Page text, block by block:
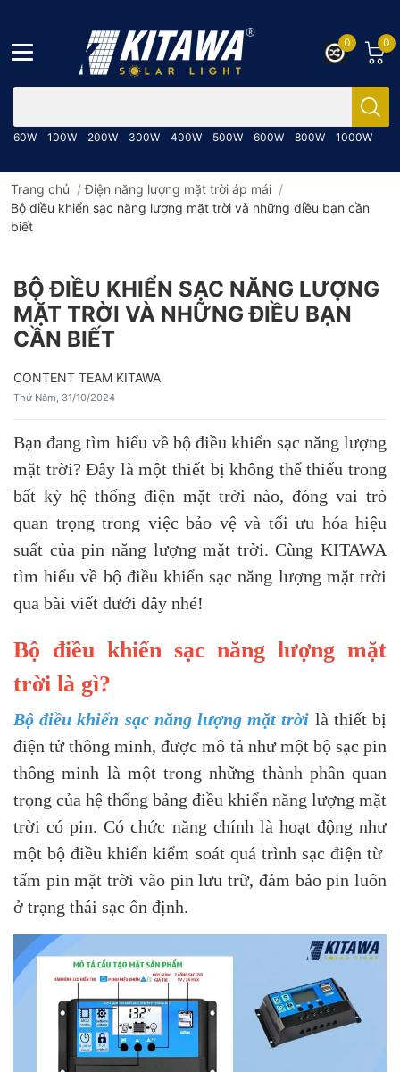
60W 100W 200W 300W 400W 500W 600W 800W 1000W
0
0
Trang chủ /Điện năng lượng mặt trời áp mái /
Bộ điều khiển sạc năng lượng mặt trời và những điều bạn cần
biết
BỘ ĐIỀU KHIỂN SẠC NĂNG LƯỢNG
MẶT TRỜI VÀ NHỮNG ĐIỀU BẠN
CẦN BIẾT
CONTENT TEAM KITAWA
Thứ Năm, 31/10/2024
Bạn đang tìm hiểu về bộ điều khiển sạc năng lượng
mặt trời? Đây là một thiết bị không thể thiếu trong
bất kỳ hệ thống điện mặt trời nào, đóng vai trò
quan trọng trong việc bảo vệ và tối ưu hóa hiệu
suất của pin năng lượng mặt trời. Cùng KITAWA
tìm hiểu về bộ điều khiển sạc năng lượng mặt trời
qua bài viết dưới đây nhé!
Bộ điều khiển sạc năng lượng mặt
trời là gì?
Bộ điều khiển sạc năng lượng mặt trời là thiết bị
điện tử thông minh, được mô tả như một bộ sạc pin
thông minh là một trong những thành phần quan
trọng của hệ thống bảng điều khiển năng lượng mặt
trời có pin. Có chức năng chính là hoạt động như
một bộ điều khiển kiểm soát quá trình sạc điện từ
tấm pin mặt trời vào pin lưu trữ, đảm bảo pin luôn
ở trạng thái sạc ổn định.